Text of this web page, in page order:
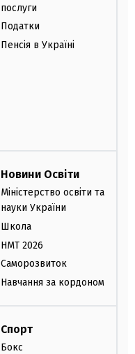
послуги
Податки
Пенсія в Україні
Новини Освіти
Міністерство освіти та
науки України
Школа
НМТ 2026
Саморозвиток
Навчання за кордоном
Спорт
Бокс